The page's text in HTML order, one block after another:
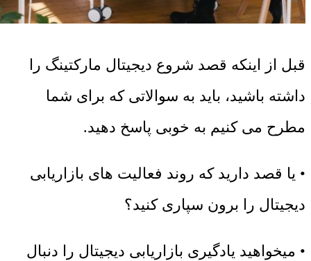
قبل از اینکه قصد شروع دیجیتال مارکتینگ را
داشته باشید، باید به سوالاتی که برای شما
مطرح می کنیم به خوبی پاسخ دهید.
• یا قصد دارید که روند فعالیت های بازاریابی
دیجیتال را برون سپاری کنید؟
• میخواهید یادگیری بازاریابی دیجیتال را دنبال